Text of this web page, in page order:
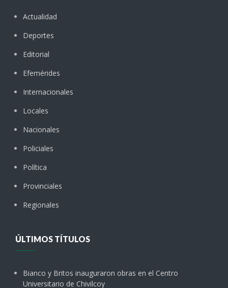
Actualidad
Deportes
Editorial
Efemérides
Internacionales
Locales
Nacionales
Policiales
Política
Provinciales
Regionales
ÚLTIMOS TÍTULOS
Bianco y Britos inauguraron obras en el Centro
Universitario de Chivilcoy